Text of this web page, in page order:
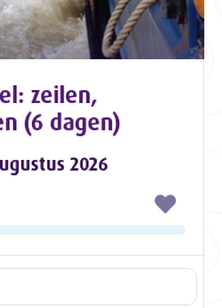
zeilen,
(6 dagen)
2026